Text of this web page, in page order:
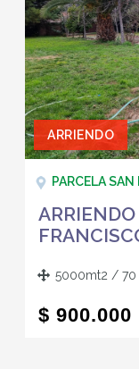
ARRIENDO
PARCELA
5000mt2 / 70
$ 900.000